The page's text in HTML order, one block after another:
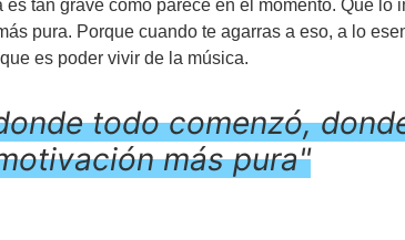
tan grave como parece en el momento. Que lo
pura. Porque cuando te agarras a eso, a lo
es poder vivir de la música.
todo comenzó,
más pura"